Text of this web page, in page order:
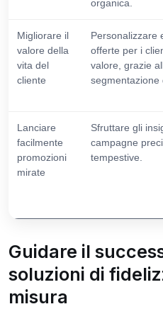
organica.
Migliorare il
valore della
vita del
cliente
Personalizzare
offerte per i
valore, grazie
segmentazione
Lanciare
facilmente
promozioni
mirate
Sfruttare gli
campagne
tempestive.
Guidare il
soluzioni di
misura